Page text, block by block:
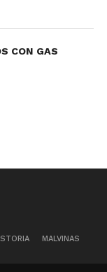
CON GAS
MALVINAS